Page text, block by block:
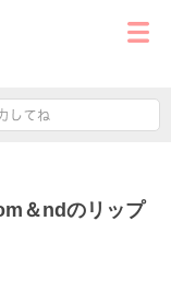
＆ndのリップ